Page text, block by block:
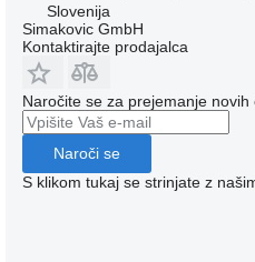
Slovenija
Simakovic GmbH
Kontaktirajte prodajalca
Naročite se za prejemanje
Naroči se
S klikom tukaj se strinjate z